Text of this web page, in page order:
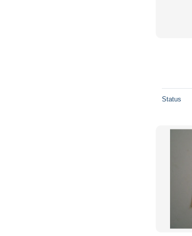
Status